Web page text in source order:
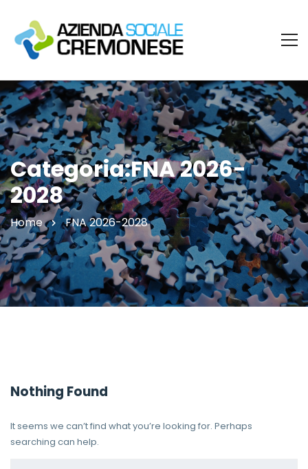
Categoria:FNA 2026-
2028
Home FNA 2026-2028
Nothing Found
It seems we can’t find what you’re looking for. Perhaps
searching can help.